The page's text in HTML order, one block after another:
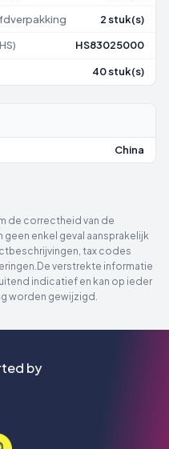
2 stuk(s)
HS83025000
40 stuk(s)
China
de correctheid van de
geen enkel geval aansprakelijk
tax codes
verstrekte informatie
indicatief en kan op ieder
worden gewijzigd.
by